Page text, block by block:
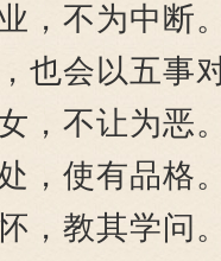
不为中断
会以五事
不让为恶
使有品格
教其学问